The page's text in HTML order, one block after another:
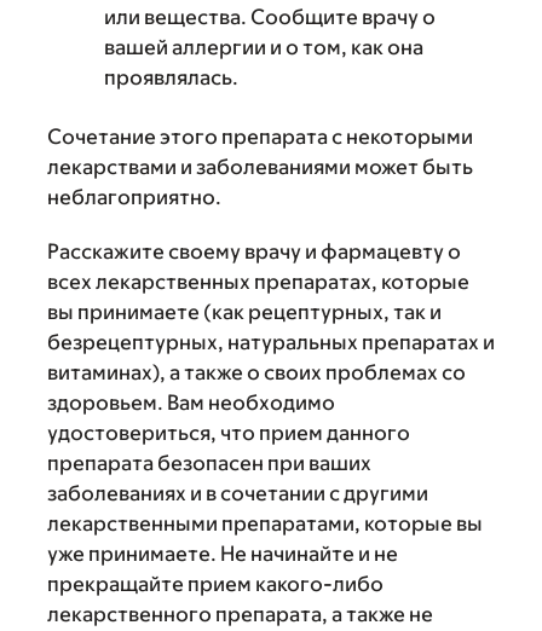
или вещества. Сообщите врачу о
вашей аллергии и о том, как она
проявлялась.
Сочетание этого препарата с некоторыми
лекарствами и заболеваниями может быть
неблагоприятно.
Расскажите своему врачу и фармацевту о
всех лекарственных препаратах, которые
вы принимаете (как рецептурных, так и
безрецептурных, натуральных препаратах и
витаминах), а также о своих проблемах со
здоровьем. Вам необходимо
удостовериться, что прием данного
препарата безопасен при ваших
заболеваниях и в сочетании с другими
лекарственными препаратами, которые вы
уже принимаете. Не начинайте и не
прекращайте прием какого-либо
лекарственного препарата, а также не